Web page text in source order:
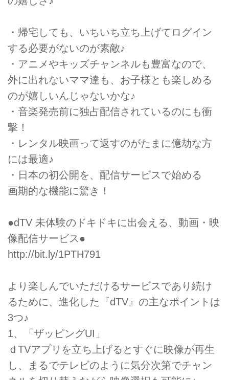
・帰宅しても、いちいち立ち上げてログイン
する必要がないのが素敵♪
・アニメやキッズチャンネルも豊富なので、
外に出れないママ達も、お子様とも楽しめる
のが嬉しいんじゃないかな♪
・音楽発売前に独占配信されているのにも衝
撃！
・レンタル映画って返すのがたまに億劫な方
には最適♪
・日本の初公開を、配信サービスで始める
画期的な機能に驚き！
●dTV 未体験のドキドキに出会える、動画・映
像配信サービス●
http://bit.ly/1PTH791
より楽しんでいただけるサービスであり続け
るために、進化した『dTV』の主なポイントは
3つ♪
1、「ザッピングUI」
ｄTVアプリを立ち上げるとすぐに映像が再生
し、まるでテレビのように気分次第でチャン